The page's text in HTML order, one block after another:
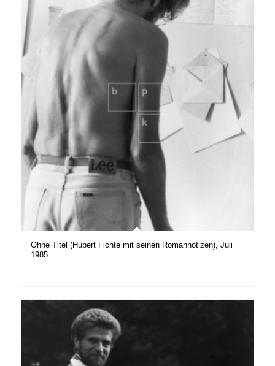
Ohne Titel (Hubert Fichte mit seinen Romannotizen), Juli
1985